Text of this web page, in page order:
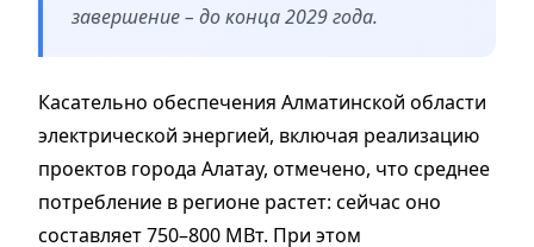
завершение – до конца 2029 года.
Касательно обеспечения Алматинской области
электрической энергией, включая реализацию
проектов города Алатау, отмечено, что среднее
потребление в регионе растет: сейчас оно
составляет 750–800 МВт. При этом